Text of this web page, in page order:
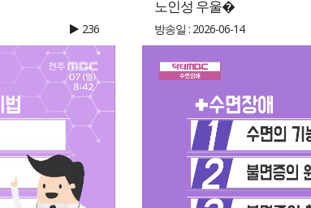
236
노인성 우울�
방송일 : 2026-06-14